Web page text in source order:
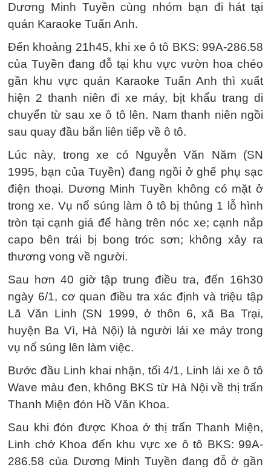
Dương Minh Tuyền cùng nhóm bạn đi hát tại
quán Karaoke Tuấn Anh.
Đến khoảng 21h45, khi xe ô tô BKS: 99A-286.58
của Tuyền đang đỗ tại khu vực vườn hoa chéo
gần khu vực quán Karaoke Tuấn Anh thì xuất
hiện 2 thanh niên đi xe máy, bịt khẩu trang di
chuyển từ sau xe ô tô lên. Nam thanh niên ngồi
sau quay đầu bắn liên tiếp về ô tô.
Lúc này, trong xe có Nguyễn Văn Năm (SN
1995, bạn của Tuyền) đang ngồi ở ghế phụ sạc
điện thoại. Dương Minh Tuyền không có mặt ở
trong xe. Vụ nổ súng làm ô tô bị thủng 1 lỗ hình
tròn tại cạnh giá để hàng trên nóc xe; cạnh nắp
capo bên trái bị bong tróc sơn; không xảy ra
thương vong về người.
Sau hơn 40 giờ tập trung điều tra, đến 16h30
ngày 6/1, cơ quan điều tra xác định và triệu tập
Lã Văn Linh (SN 1999, ở thôn 6, xã Ba Trại,
huyện Ba Vì, Hà Nội) là người lái xe máy trong
vụ nổ súng lên làm việc.
Bước đầu Linh khai nhận, tối 4/1, Linh lái xe ô tô
Wave màu đen, không BKS từ Hà Nội về thị trấn
Thanh Miện đón Hồ Văn Khoa.
Sau khi đón được Khoa ở thị trấn Thanh Miện,
Linh chở Khoa đến khu vực xe ô tô BKS: 99A-
286.58 của Dương Minh Tuyền đang đỗ ở gần